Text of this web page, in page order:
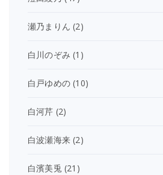
瀬乃まりん (2)
白川のぞみ (1)
白戸ゆめの (10)
白河芹 (2)
白波瀬海来 (2)
白濱美兎(21)